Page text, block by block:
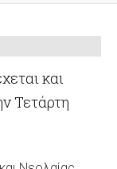
και
Τετάρτη